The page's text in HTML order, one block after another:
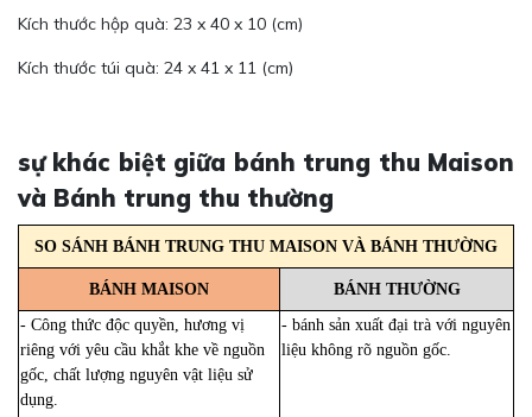
Kích thước hộp quà: 23 x 40 x 10 (cm)
Kích thước túi quà: 24 x 41 x 11 (cm)
sự khác biệt giữa bánh trung thu Maison
và Bánh trung thu thường
SO SÁNH BÁNH TRUNG THU MAISON VÀ BÁNH THƯỜNG
BÁNH MAISON
BÁNH THƯỜNG
- Công thức độc quyền, hương vị
riêng với yêu cầu khắt khe về nguồn
gốc, chất lượng nguyên vật liệu sử
dụng.
- bánh sản xuất đại trà với nguyên
liệu không rõ nguồn gốc.